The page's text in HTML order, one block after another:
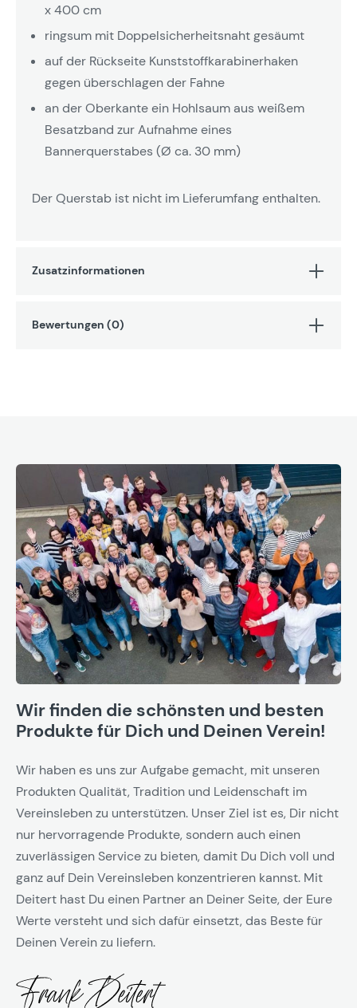
x 400 cm
ringsum mit Doppelsicherheitsnaht gesäumt
auf der Rückseite Kunststoffkarabinerhaken
gegen überschlagen der Fahne
an der Oberkante ein Hohlsaum aus weißem
Besatzband zur Aufnahme eines
Bannerquerstabes (Ø ca. 30 mm)
Der Querstab ist nicht im Lieferumfang enthalten.
Zusatzinformationen
Bewertungen (0)
Wir finden die schönsten und besten
Produkte für Dich und Deinen Verein!
Wir haben es uns zur Aufgabe gemacht, mit unseren
Produkten Qualität, Tradition und Leidenschaft im
Vereinsleben zu unterstützen. Unser Ziel ist es, Dir nicht
nur hervorragende Produkte, sondern auch einen
zuverlässigen Service zu bieten, damit Du Dich voll und
ganz auf Dein Vereinsleben konzentrieren kannst. Mit
Deitert hast Du einen Partner an Deiner Seite, der Eure
Werte versteht und sich dafür einsetzt, das Beste für
Deinen Verein zu liefern.